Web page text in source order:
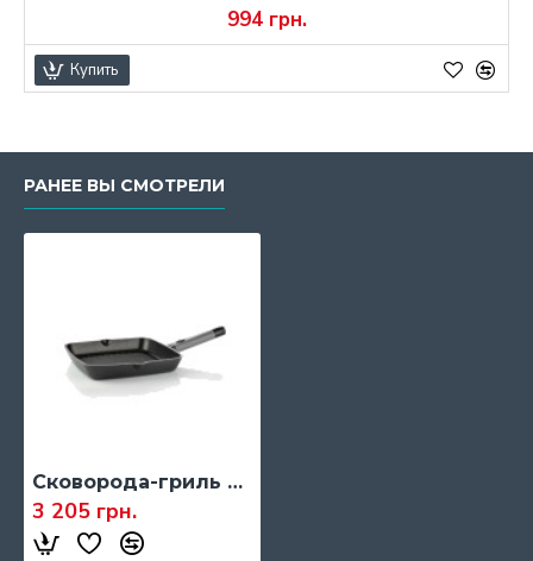
994 грн.
Купить
РАНЕЕ ВЫ СМОТРЕЛИ
Сковорода-гриль Guzzini COOK&SPACE, 28 х 28 см. (9812833)
3 205 грн.